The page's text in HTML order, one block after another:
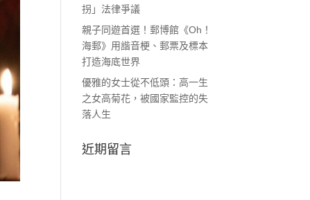
拐」法律爭議
親子同遊首選！郵博館《Oh！
海郵》用諧音梗、郵票及標本
打造海底世界
優雅的女士從不低頭：高一生
之女高菊花，被國家監控的失
落人生
近期留言